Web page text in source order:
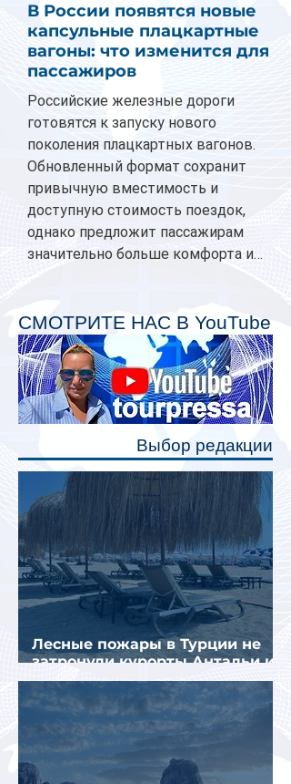
В России появятся новые
капсульные плацкартные
вагоны: что изменится для
пассажиров
Российские железные дороги
готовятся к запуску нового
поколения плацкартных вагонов.
Обновленный формат сохранит
привычную вместимость и
доступную стоимость поездок,
однако предложит пассажирам
значительно больше комфорта и
планируется начать в 2027 году.
Одним из главных нововведений
станут индивидуальные шторки у
каждого спального места. Они
позволят пассажирам закрыть свою
полку во время сна или отдыха,
СМОТРИТЕ НАС В YouTube
Выбор редакции
Лесные пожары в Турции не
затронули курорты Антальи и
Муглы